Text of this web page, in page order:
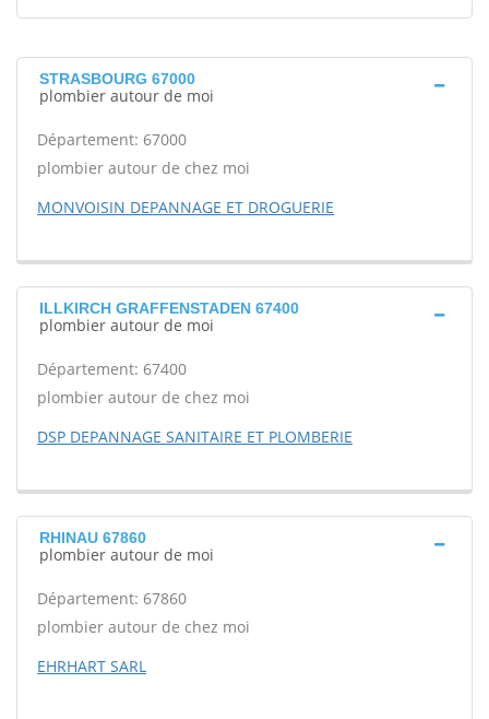
STRASBOURG 67000
plombier autour de moi
Département: 67000
plombier autour de chez moi
MONVOISIN DEPANNAGE ET DROGUERIE
ILLKIRCH GRAFFENSTADEN 67400
plombier autour de moi
Département: 67400
plombier autour de chez moi
DSP DEPANNAGE SANITAIRE ET PLOMBERIE
RHINAU 67860
plombier autour de moi
Département: 67860
plombier autour de chez moi
EHRHART SARL